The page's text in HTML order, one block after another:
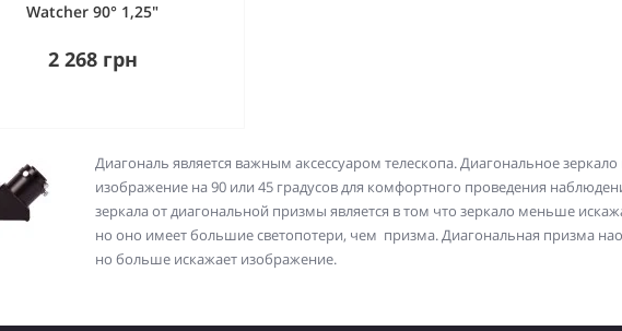
Watcher 90° 1,25"
2 268 грн
Диагональ является важным аксессуаром телескопа. Диагональное
изображение на 90 или 45 градусов для комфортного проведения
зеркала от диагональной призмы является в том что зеркало меньше
но оно имеет большие светопотери, чем призма. Диагональная призма
но больше искажает изображение.